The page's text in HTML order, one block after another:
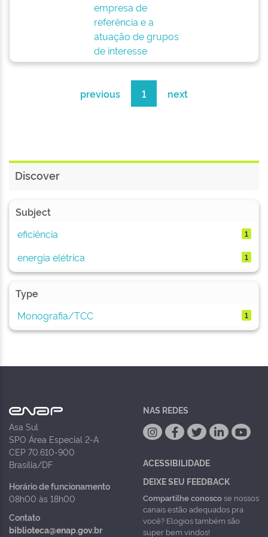
empresa de
referência e a
atuação de grupos
de interesse
previous 1 next
Discover
Subject
eficiência
1
energia elétrica 1
Type
Monografia/TCC
1
Asa Sul
SPO Área Especial 2-A
CEP 70.610-900
Brasília/DF
Horário de funcionamento
08h00 às 18h00
Contato
biblioteca@enap.gov.br
NAS REDES
ACESSIBILIDADE
DEIXE SEU FEEDBACK
Compartilhe conoscose nossos
canais estão adequados pra
você? Elogios também são
super bem vindos!